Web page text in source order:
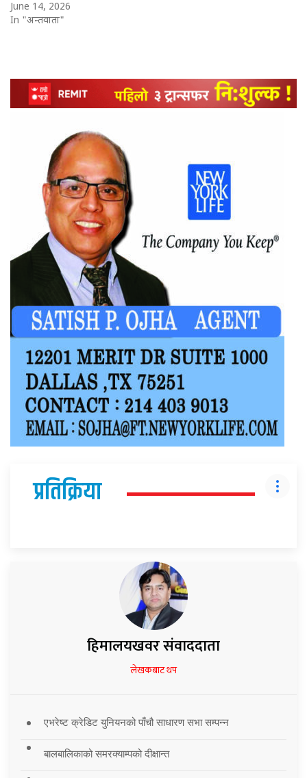
June 14, 2026
In "अन्तर्वार्ता"
प्रतिक्रिया
हिमालयखवर संवाददाता
लेखकबाट थप
एभरेष्ट क्रेडिट युनियनको पाँचौ साधारण सभा सम्पन्न
बालबालिकाको समरक्याम्पको दीक्षान्त